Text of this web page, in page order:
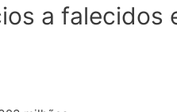
a falecidos